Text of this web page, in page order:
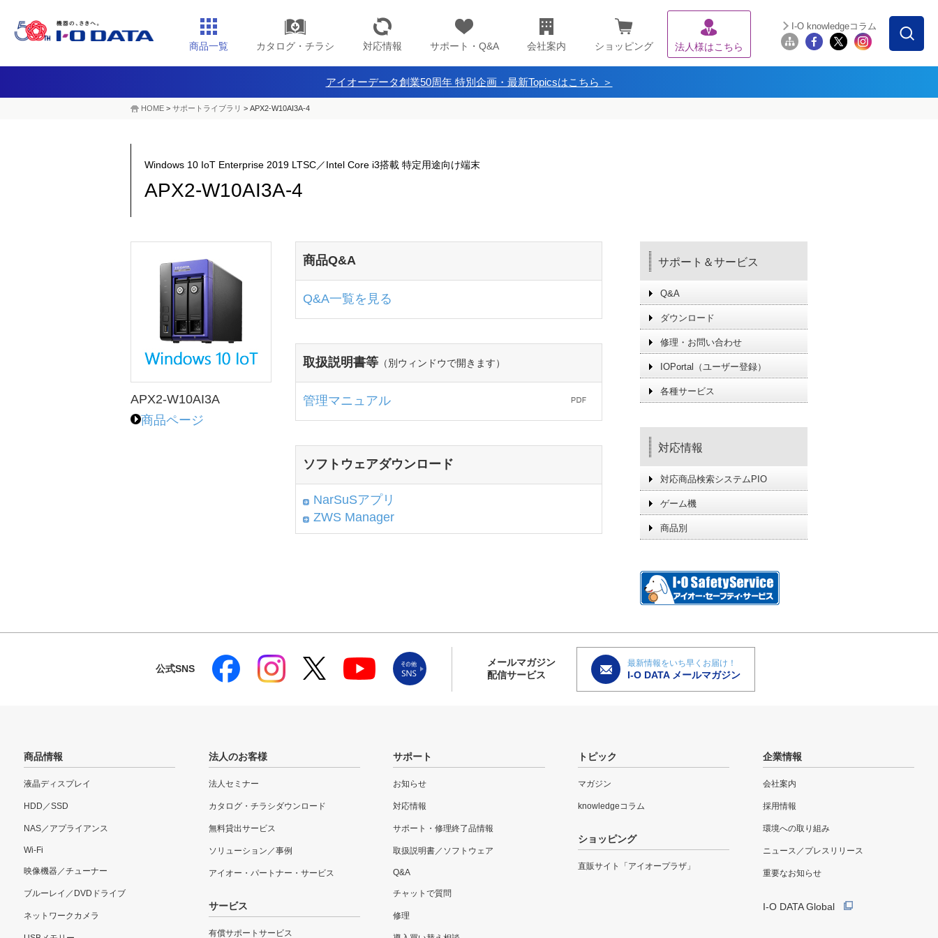
商品一覧 カタログ・チラシ 対応情報 サポート・Q&A 会社案内 ショッピング 法人様はこちら
I-O knowledgeコラム
アイオーデータ創業50周年 特別企画・最新Topicsはこちら ＞
HOME > サポートライブラリ > APX2-W10AI3A-4
Windows 10 IoT Enterprise 2019 LTSC／Intel Core i3搭載 特定用途向け端末
APX2-W10AI3A-4
APX2-W10AI3A
商品ページ
商品Q&A
Q&A一覧を見る
取扱説明書等 （別ウィンドウで開きます）
管理マニュアル
ソフトウェアダウンロード
NarSuSアプリ
ZWS Manager
サポート＆サービス
Q&A
ダウンロード
修理・お問い合わせ
IOPortal（ユーザー登録）
各種サービス
対応情報
対応商品検索システムPIO
ゲーム機
商品別
公式SNS
メールマガジン
配信サービス
最新情報をいち早くお届け！
I-O DATA メールマガジン
商品情報
液晶ディスプレイ
HDD／SSD
NAS／アプライアンス
Wi-Fi
映像機器／チューナー
ブルーレイ／DVDドライブ
ネットワークカメラ
法人のお客様
法人セミナー
カタログ・チラシダウンロード
無料貸出サービス
ソリューション／事例
アイオー・パートナー・サービス
サービス
有償サポートサービス
サポート
お知らせ
対応情報
サポート・修理終了品情報
取扱説明書／ソフトウェア
Q&A
チャットで質問
修理
トピック
マガジン
knowledgeコラム
ショッピング
直販サイト「アイオープラザ」
企業情報
会社案内
採用情報
環境への取り組み
ニュース／プレスリリース
重要なお知らせ
I-O DATA Global